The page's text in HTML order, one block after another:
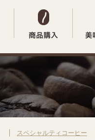
スペシャルティコーヒー